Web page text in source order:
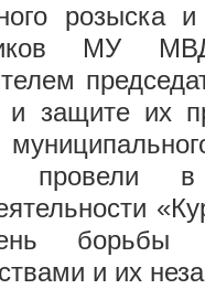
розыска
МУ МВД
и защите их
провели в
борьбы
и их